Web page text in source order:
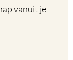
vanuit je